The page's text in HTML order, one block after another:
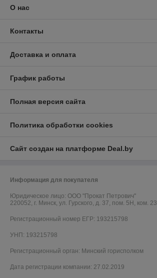
О нас
Контакты
Доставка и оплата
График работы
Полная версия сайта
Политика обработки cookies
Сайт создан на платформе Deal.by
Информация для покупателя
Юридическое лицо: ООО "Прокат Петрович"
220052, г. Минск, ул. Гурского, д. 37, пом. 5Н, ком. 23
Регистрационный номер ЕГР: 193215798
УНП: 193215798
Регистрационный орган: Минский горисполком
Дата регистрации компании: 27.02.2019